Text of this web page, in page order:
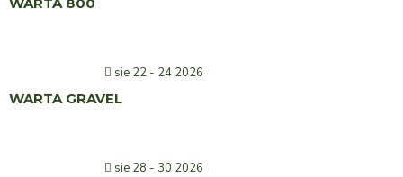
sie 22 - 24 2026
WARTA GRAVEL
sie 28 - 30 2026